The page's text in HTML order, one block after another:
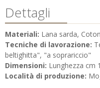
Dettagli
Materiali: Lana sarda,
Tecniche di lavorazione:
beltighitta", "a soprariccio"
Dimensioni: Lunghezza cm
Località di produzione: